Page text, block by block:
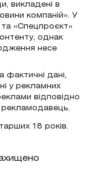
викладені в
компаній». У
«Спецпроєкт»
однак
несе
фактичні дані,
у рекламних
відповідно
рекламодавець.
18 років.